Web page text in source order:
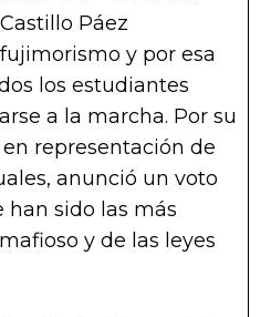
Páez
y por esa
los estudiantes
a la marcha. Por su
representación de
anunció un voto
han sido las más
y de las leyes